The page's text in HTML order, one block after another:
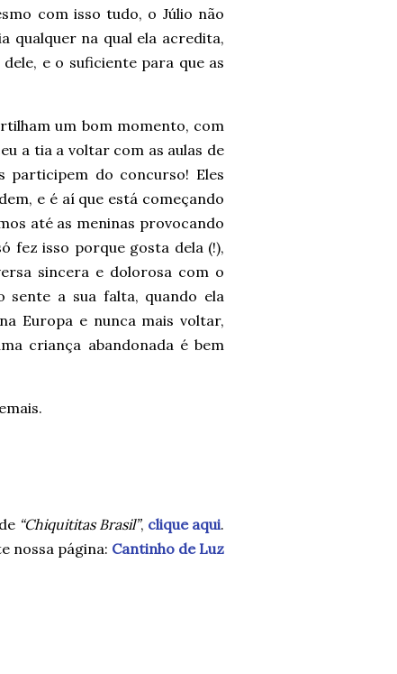
com isso tudo, o Júlio não
qualquer na qual ela acredita,
e o suficiente para que as
um bom momento, com
a tia a voltar com as aulas de
participem do concurso! Eles
e é aí que está começando
até as meninas provocando
fez isso porque gosta dela (!),
sincera e dolorosa com o
sente a sua falta, quando ela
Europa e nunca mais voltar,
criança abandonada é bem
“Chiquititas Brasil”, clique aqui.
nossa página: Cantinho de Luz